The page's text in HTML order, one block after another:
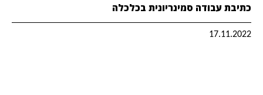
כתיבת עבודה סמינריונית בכלכלה
17.11.2022